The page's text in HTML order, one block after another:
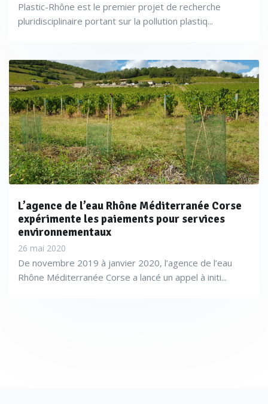
Plastic-Rhône est le premier projet de recherche
pluridisciplinaire portant sur la pollution plastiq...
L’agence de l’eau Rhône Méditerranée Corse
expérimente les paiements pour services
environnementaux
26 mai 2020
De novembre 2019 à janvier 2020, l’agence de l’eau
Rhône Méditerranée Corse a lancé un appel à initi...